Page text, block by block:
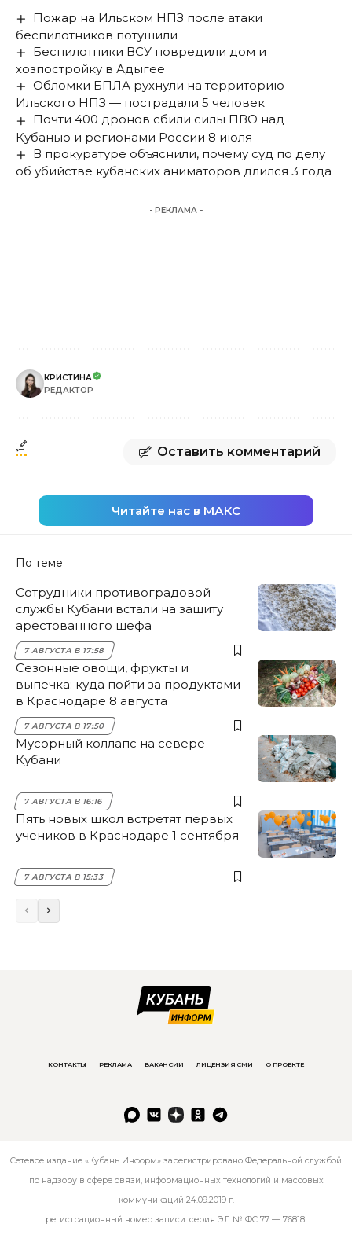
Пожар на Ильском НПЗ после атаки
беспилотников потушили
Беспилотники ВСУ повредили дом и
хозпостройку в Адыгее
Обломки БПЛА рухнули на территорию
Ильского НПЗ — пострадали 5 человек
Почти 400 дронов сбили силы ПВО над
Кубанью и регионами России 8 июля
В прокуратуре объяснили, почему суд по делу
об убийстве кубанских аниматоров длился 3 года
- РЕКЛАМА -
КРИСТИНА
РЕДАКТОР
Оставить комментарий
Читайте нас в МАКС
По теме
Сотрудники противоградовой
службы Кубани встали на защиту
арестованного шефа
7 АВГУСТА В 17:58
Сезонные овощи, фрукты и
выпечка: куда пойти за продуктами
в Краснодаре 8 августа
7 АВГУСТА В 17:50
Мусорный коллапс на севере
Кубани
7 АВГУСТА В 16:16
Пять новых школ встретят первых
учеников в Краснодаре 1 сентября
7 АВГУСТА В 15:33
КОНТАКТЫ РЕКЛАМА ВАКАНСИИ ЛИЦЕНЗИЯ СМИ О ПРОЕКТЕ
Сетевое издание «Кубань Информ» зарегистрировано Федеральной службой
по надзору в сфере связи, информационных технологий и массовых
коммуникаций 24.09.2019 г.
регистрационный номер записи: серия ЭЛ № ФС 77 — 76818.